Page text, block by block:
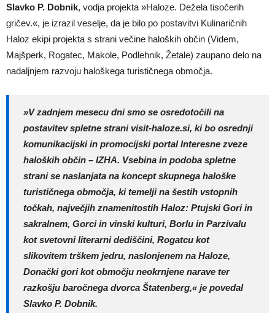
Slavko P. Dobnik, vodja projekta »Haloze. Dežela tisočerih
gričev.«, je izrazil veselje, da je bilo po postavitvi Kulinaričnih
Haloz ekipi projekta s strani večine haloških občin (Videm,
Majšperk, Rogatec, Makole, Podlehnik, Žetale) zaupano delo na
nadaljnjem razvoju haloškega turističnega območja.
»V zadnjem mesecu dni smo se osredotočili na
postavitev spletne strani visit-haloze.si, ki bo osrednji
komunikacijski in promocijski portal Interesne zveze
haloških občin – IZHA. Vsebina in podoba spletne
strani se naslanjata na koncept skupnega haloške
turističnega območja, ki temelji na šestih vstopnih
točkah, največjih znamenitostih Haloz: Ptujski Gori in
sakralnem, Gorci in vinski kulturi, Borlu in Parzivalu
kot svetovni literarni dediščini, Rogatcu kot
slikovitem trškem jedru, naslonjenem na Haloze,
Donački gori kot območju neokrnjene narave ter
razkošju baročnega dvorca Štatenberg,« je povedal
Slavko P. Dobnik.